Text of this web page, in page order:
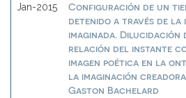
Jan-2015
Configuración de un
detenido a través de la
imaginada. Dilucidación
relación del instante
imagen poética en la
la imaginación
Gaston Bachelard